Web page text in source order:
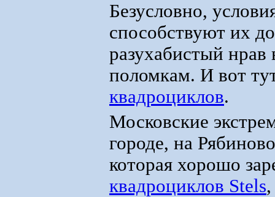
Безусловно,
способствуют их
разухабистый нрав
поломкам. И вот
квадроциклов.
Московские
городе, на
которая хорошо
квадроциклов Stels